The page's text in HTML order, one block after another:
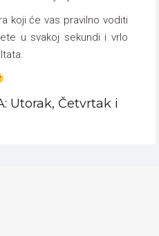
koji će vas pravilno voditi
u svakoj sekundi i vrlo
Utorak, Četvrtak i